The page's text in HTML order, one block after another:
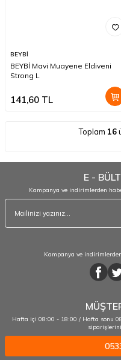
BEYBİ
BEYBİ Mavi Muayene Eldiveni
Strong L
141,60 TL
Toplam 16
E -
Kampanya ve indirimlerden
Kampanya ve
Hafta içi 08:00 - 18:00 / Hafta sonu